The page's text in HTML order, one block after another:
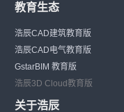
教育生态
浩辰CAD建筑教育版
浩辰CAD电气教育版
GstarBIM 教育版
浩辰3D Cloud教育版
关于浩辰